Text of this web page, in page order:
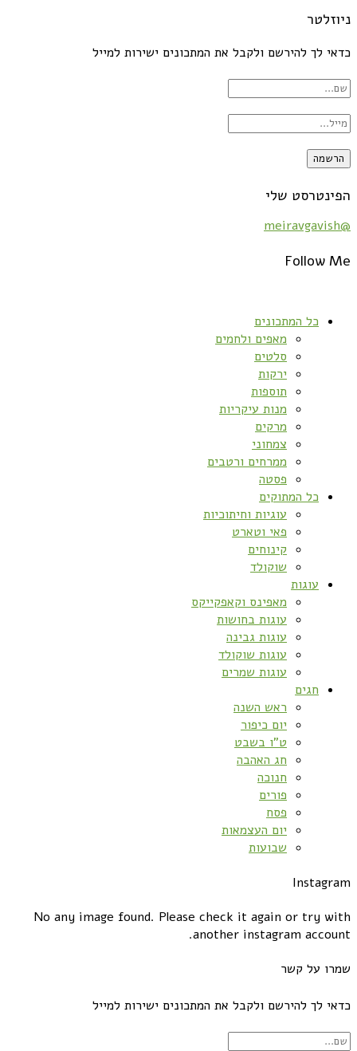
ניוזלטר
כדאי לך להירשם ולקבל את המתכונים ישירות למייל
הפינטרסט שלי
@meiravgavish
Follow Me
כל המתכונים
מאפים ולחמים
סלטים
ירקות
תוספות
מנות עיקריות
מרקים
צמחוני
ממרחים ורטבים
פסטה
כל המתוקים
עוגיות וחיתוכיות
פאי וטארט
קינוחים
שוקולד
עוגות
מאפינס וקאפקייקס
עוגות בחושות
עוגות גבינה
עוגות שוקולד
עוגות שמרים
חגים
ראש השנה
יום כיפור
ט”ו בשבט
חג האהבה
חנוכה
פורים
פסח
יום העצמאות
שבועות
Instagram
No any image found. Please check it again or try with
another instagram account.
שמרו על קשר
כדאי לך להירשם ולקבל את המתכונים ישירות למייל